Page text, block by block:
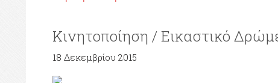
Κινητοποίηση / Εικαστικό
18 Δεκεμβρίου 2015